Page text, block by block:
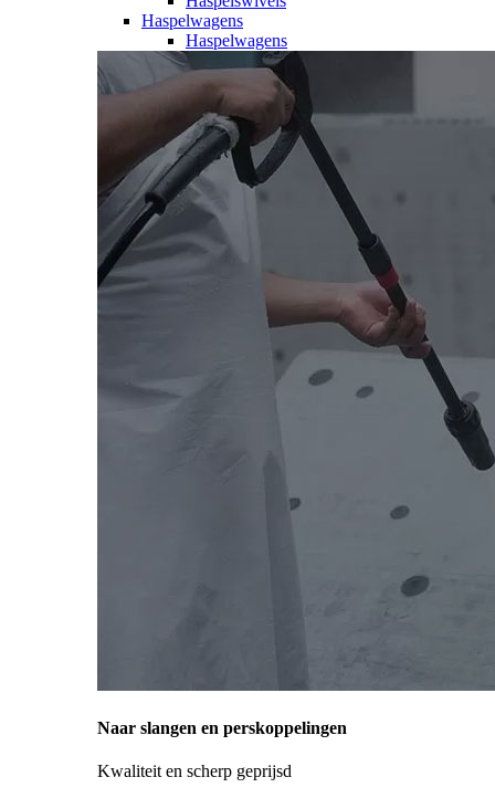
Haspelwagens
Haspelwagens
Naar slangen en perskoppelingen
Kwaliteit en scherp geprijsd